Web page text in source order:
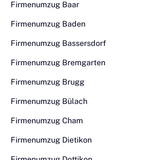
Firmenumzug Baar
Firmenumzug Baden
Firmenumzug Bassersdorf
Firmenumzug Bremgarten
Firmenumzug Brugg
Firmenumzug Bülach
Firmenumzug Cham
Firmenumzug Dietikon